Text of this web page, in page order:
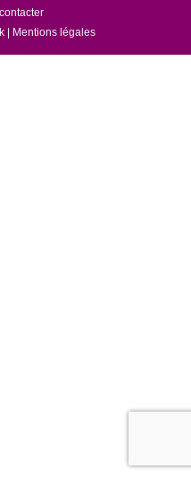
Mentions légales